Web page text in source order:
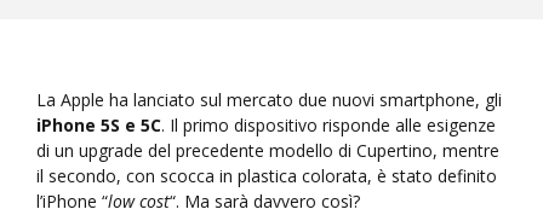
La Apple ha lanciato sul mercato due nuovi smartphone, gli
iPhone 5S e 5C. Il primo dispositivo risponde alle esigenze
di un upgrade del precedente modello di Cupertino, mentre
il secondo, con scocca in plastica colorata, è stato definito
l’iPhone “low cost“. Ma sarà davvero così?